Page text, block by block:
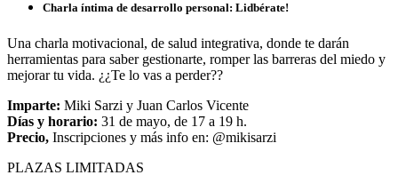
Charla íntima de desarrollo personal: Lidbérate!
Una charla motivacional, de salud integrativa, donde te darán
herramientas para saber gestionarte, romper las barreras del miedo y
mejorar tu vida. ¿¿Te lo vas a perder??
Imparte: Miki Sarzi y Juan Carlos Vicente
Días y horario: 31 de mayo, de 17 a 19 h.
Precio, Inscripciones y más info en: @mikisarzi
PLAZAS LIMITADAS